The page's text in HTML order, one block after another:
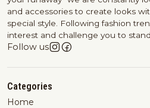
and accessories to create looks
special style. Following fashion
interest and challenge you to
Follow us
Categories
Home